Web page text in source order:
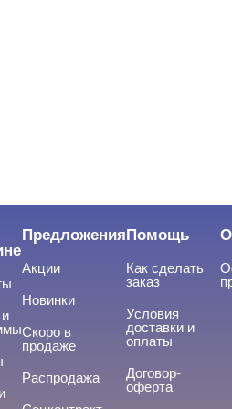
Предложения
Акции
Новинки
Скоро в
продаже
Распродажа
Помощь
Как сделать
заказ
Условия
доставки и
оплаты
Договор-
оферта